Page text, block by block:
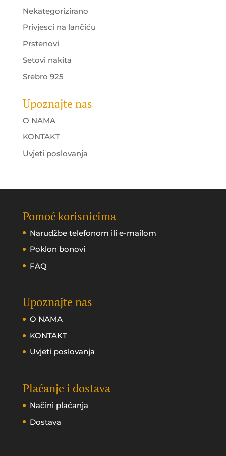
Nekategorizirano
Privjesci na lančiću
Prstenovi
Setovi nakita
Srebro 925
Upoznajte nas
O NAMA
KONTAKT
Uvjeti poslovanja
Pomoć korisnicima
Narudžbe telefonom ili e-mailom
Poklon bonovi
FAQ
Upoznajte nas
O NAMA
KONTAKT
Uvjeti poslovanja
Plaćanje i dostava
Načini plaćanja
Dostava